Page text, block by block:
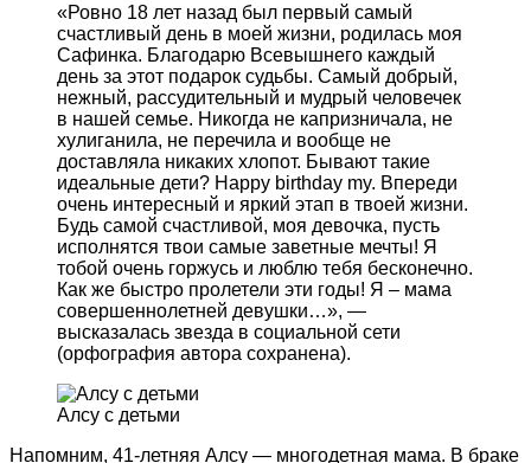
«Ровно 18 лет назад был первый самый
счастливый день в моей жизни, родилась моя
Сафинка. Благодарю Всевышнего каждый
день за этот подарок судьбы. Самый добрый,
нежный, рассудительный и мудрый человечек
в нашей семье. Никогда не капризничала, не
хулиганила, не перечила и вообще не
доставляла никаких хлопот. Бывают такие
идеальные дети? Happy birthday my. Впереди
очень интересный и яркий этап в твоей жизни.
Будь самой счастливой, моя девочка, пусть
исполнятся твои самые заветные мечты! Я
тобой очень горжусь и люблю тебя бесконечно.
Как же быстро пролетели эти годы! Я – мама
совершеннолетней девушки…», —
высказалась звезда в социальной сети
(орфография автора сохранена).
Алсу с детьми
Напомним, 41-летняя Алсу — многодетная мама. В браке